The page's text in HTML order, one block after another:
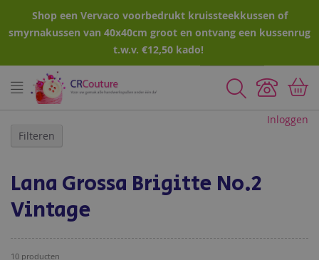
Shop een Vervaco voorbedrukt kruissteekkussen of
smyrnakussen van 40x40cm groot en ontvang een kussenrug
t.w.v. €12,50 kado!
Zoeken
Inloggen
Lana Grossa Brigitte No.2
Vintage
10 producten
Filteren